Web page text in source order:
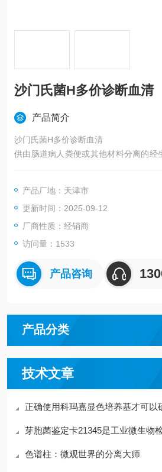
沙门氏菌H多价诊断血清
产品简介
沙门氏菌H多价诊断血清
供由肠道病人粪便或其他材料分离的经
菌的菌株诊断用，适用于需要定型的常
产品厂地：天津市
更新时间：2025-09-12
厂商性质：经销商
访问量：1533
产品咨询
产品分类
技术文章
正确使用科玛嘉显色培养基才可以确保检
芽胞菌鉴定卡21345是工业微生物
色谱柱：微观世界的分离大师